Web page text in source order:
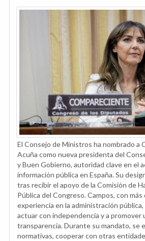
El Consejo de Ministros ha nombrado a
Acuña como nueva presidenta del
y Buen Gobierno, autoridad clave en el
información pública en España. Su
tras recibir el apoyo de la Comisión de
Pública del Congreso. Campos, con
experiencia en la administración
actuar con independencia y a promover
transparencia. Durante su mandato, se
normativas, cooperar con otras